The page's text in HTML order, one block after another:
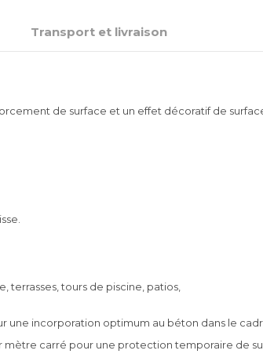
Transport et livraison
de surface et un effet décoratif de
terrasses, tours de piscine, patios,
une incorporation optimum au béton dans le
mètre carré pour une protection temporaire de